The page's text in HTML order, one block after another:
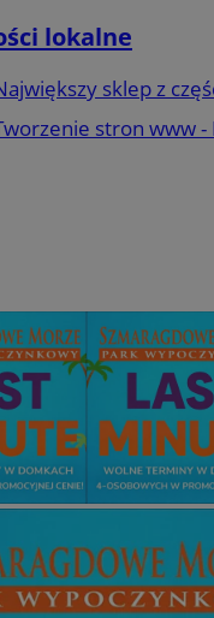
lokalne
sklep z
stron www -